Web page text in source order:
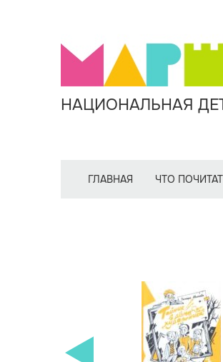
НАЦИОНАЛЬНАЯ
ГЛАВНАЯ ЧТО